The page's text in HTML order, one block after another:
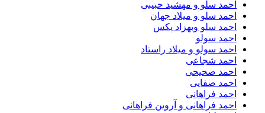
احمد سلو و مهشید حبیبی
احمد سلو و میلاد جهان
احمد سلو وبهزاد پکس
احمد سولو
احمد سولو و میلاد راستاد
احمد شجاعی
احمد صحیحی
احمد صفایی
احمد فراهانی
احمد فراهانی و آروین فراهانی